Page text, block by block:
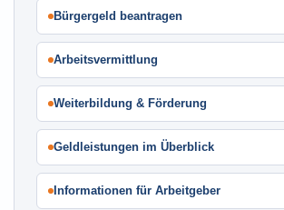
Bürgergeld beantragen
Arbeitsvermittlung
Weiterbildung & Förderung
Geldleistungen im Überblick
Informationen für Arbeitgeber